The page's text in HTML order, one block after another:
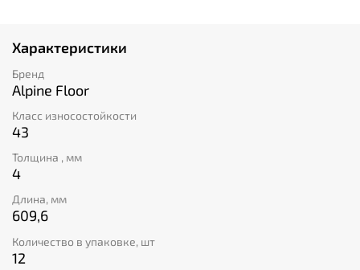
остается таким же насыщенным, как и в первый день
покупки. Поверхность плитки сохраняет гладкость. На
ней не образуются сколы и царапины. А как же
разрушительная сила воды? Каменно-полимерный
композит обладает безупречной водостойкостью. Вы
можете случайно пролить утренний кофе или затеять
влажную уборку, но это никак не скажется на плитке.
Характеристики
Бренд
Alpine Floor
Класс износостойкости
43
Толщина , мм
4
Длина, мм
609,6
Количество в упаковке, шт
12